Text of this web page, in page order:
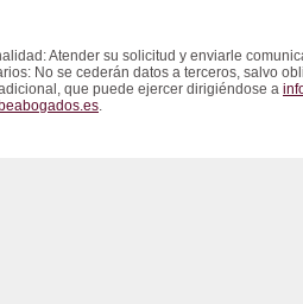
Atender su solicitud y enviarle
No se cederán datos a terceros, salvo
que puede ejercer dirigiéndose a
.